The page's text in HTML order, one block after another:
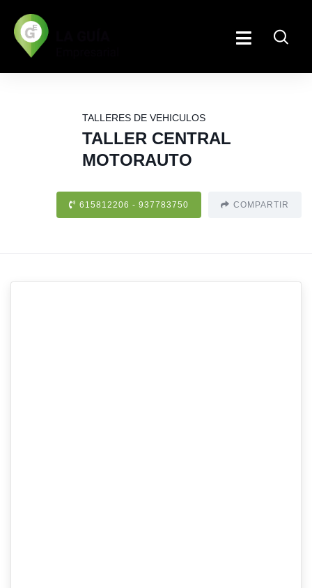
TALLERES DE VEHICULOS
TALLER CENTRAL
MOTORAUTO
615812206 - 937783750 COMPARTIR